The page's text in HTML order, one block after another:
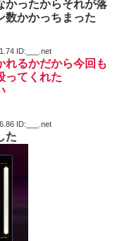
かったからそれが落
数かかっちまった
ID:___.net
れるかだから今回も
ってくれた
ID:___.net
た